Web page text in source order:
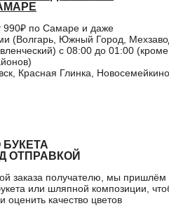
990₽ по Самаре и даже
(Волгарь, Южный Город,
с 08:00 до 01:00 (кроме
Красная Глинка,
ОТПРАВКОЙ
заказа получателю, мы пришлём
или шляпной композиции,
оценить качество цветов